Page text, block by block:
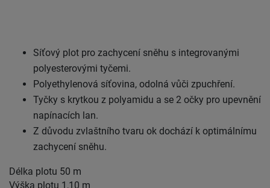
Síťový plot pro zachycení sněhu s integrovanými
polyesterovými tyčemi.
Polyethylenová síťovina, odolná vůči zpuchření.
Tyčky s krytkou z polyamidu a se 2 očky pro upevnění
napínacích lan.
Z důvodu zvlaštního tvaru ok dochází k optimálnímu
zachycení sněhu.
Délka plotu 50 m
Výška plotu 1,10 m